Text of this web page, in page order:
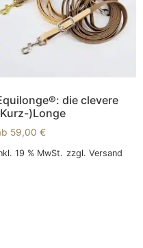
die clevere
)Longe
59,00 €
19 % MwSt. zzgl. Versand